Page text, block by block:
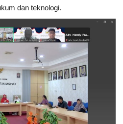
dan teknologi.